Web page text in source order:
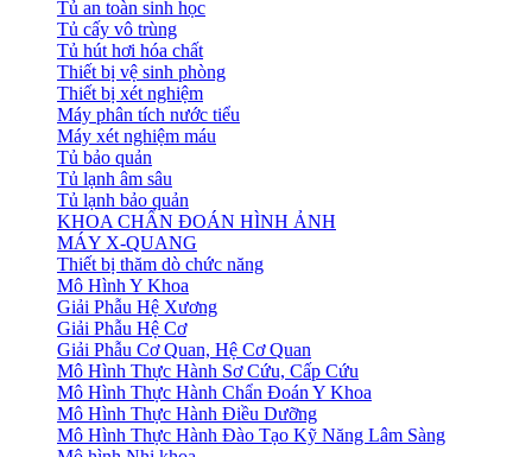
Tủ an toàn sinh học
Tủ cấy vô trùng
Tủ hút hơi hóa chất
Thiết bị vệ sinh phòng
Thiết bị xét nghiệm
Máy phân tích nước tiểu
Máy xét nghiệm máu
Tủ bảo quản
Tủ lạnh âm sâu
Tủ lạnh bảo quản
KHOA CHẨN ĐOÁN HÌNH ẢNH
MÁY X-QUANG
Thiết bị thăm dò chức năng
Mô Hình Y Khoa
Giải Phẫu Hệ Xương
Giải Phẫu Hệ Cơ
Giải Phẫu Cơ Quan, Hệ Cơ Quan
Mô Hình Thực Hành Sơ Cứu, Cấp Cứu
Mô Hình Thực Hành Chẩn Đoán Y Khoa
Mô Hình Thực Hành Điều Dưỡng
Mô Hình Thực Hành Đào Tạo Kỹ Năng Lâm Sàng